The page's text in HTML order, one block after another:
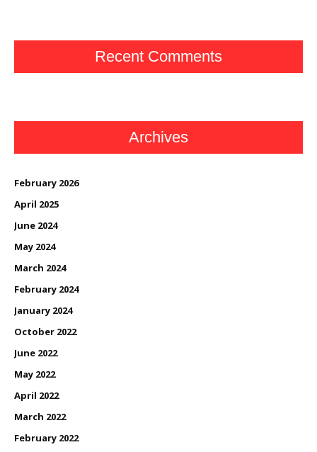
Recent Comments
Archives
February 2026
April 2025
June 2024
May 2024
March 2024
February 2024
January 2024
October 2022
June 2022
May 2022
April 2022
March 2022
February 2022